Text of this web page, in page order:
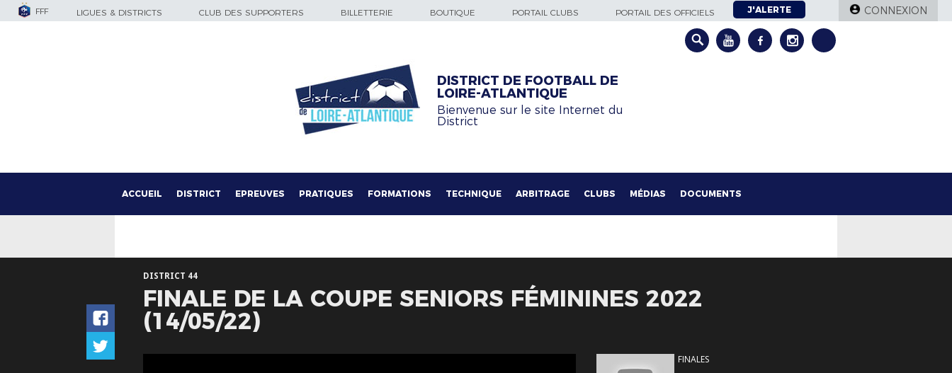
FFF LIGUES & DISTRICTS CLUB DES SUPPORTERS BILLETTERIE BOUTIQUE PORTAIL CLUBS PORTAIL DES OFFICIELS J'ALERTE CONNEXION
DISTRICT DE FOOTBALL DE
LOIRE-ATLANTIQUE
Bienvenue sur le site Internet du
District
ACCUEIL DISTRICT EPREUVES PRATIQUES FORMATIONS TECHNIQUE ARBITRAGE CLUBS MÉDIAS DOCUMENTS
DISTRICT 44
FINALE DE LA COUPE SENIORS FÉMININES 2022
(14/05/22)
FINALES